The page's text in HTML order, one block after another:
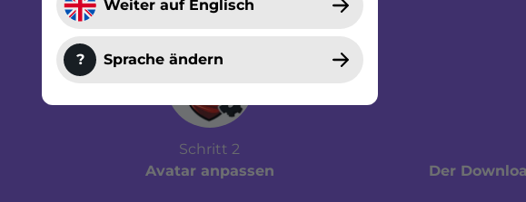
Weiter auf Englisch
? Sprache ändern
Schritt 2
Avatar anpassen
Der